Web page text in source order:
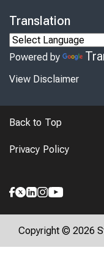
Translation
Powered by
View Disclaimer
Back to Top
Privacy Policy
Copyright © 2026